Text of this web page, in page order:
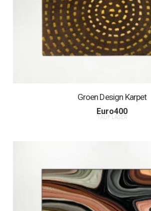
Groen Design Karpet
Euro400
1 AUF LAGER